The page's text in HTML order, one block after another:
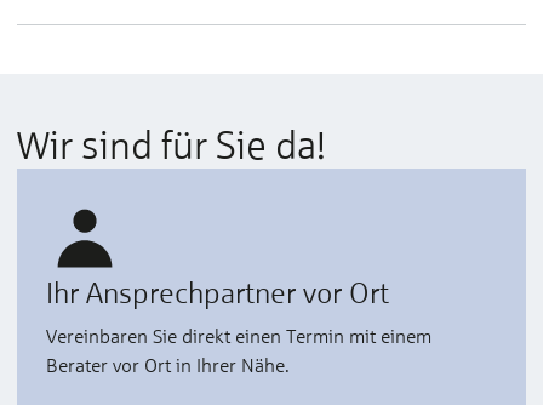
Wir sind für Sie da!
Ihr Ansprechpartner vor Ort
Vereinbaren Sie direkt einen Termin mit einem
Berater vor Ort in Ihrer Nähe.